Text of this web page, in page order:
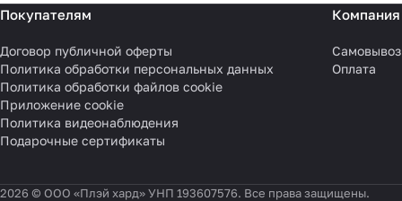
Покупателям
Договор публичной оферты
Политика обработки персональных данных
Политика обработки файлов cookie
Приложение cookie
Политика видеонаблюдения
Подарочные сертификаты
Компания
Самовывоз
Оплата
2026 © ООО «Плэй хард» УНП 193607576. Все права защищены.